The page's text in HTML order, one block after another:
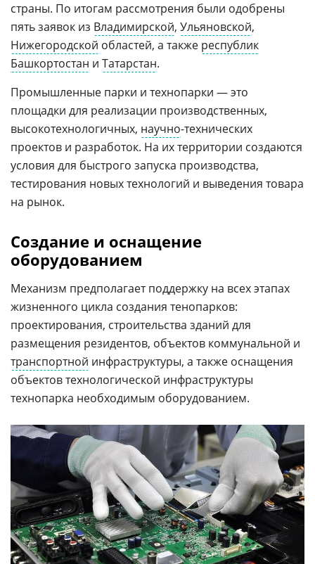
страны. По итогам рассмотрения были одобрены
пять заявок из Владимирской, Ульяновской,
Нижегородской областей, а также республик
Башкортостан и Татарстан.
Промышленные парки и технопарки — это
площадки для реализации производственных,
высокотехнологичных, научно-технических
проектов и разработок. На их территории создаются
условия для быстрого запуска производства,
тестирования новых технологий и выведения товара
на рынок.
Создание и оснащение
оборудованием
Механизм предполагает поддержку на всех этапах
жизненного цикла создания тенопарков:
проектирования, строительства зданий для
размещения резидентов, объектов коммунальной и
транспортной инфраструктуры, а также оснащения
объектов технологической инфраструктуры
технопарка необходимым оборудованием.